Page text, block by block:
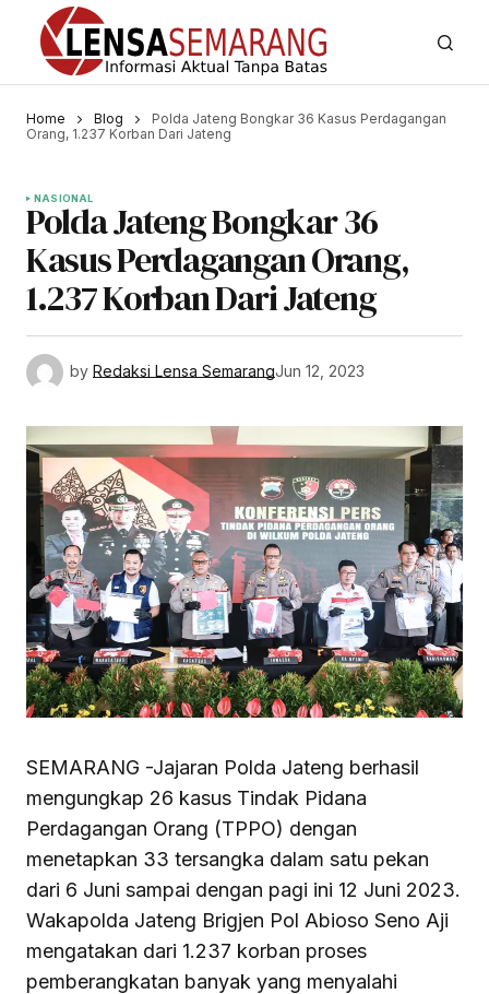
Home Blog
Polda Jateng Bongkar 36 Kasus Perdagangan
Orang, 1.237 Korban Dari Jateng
NASIONAL
Polda Jateng Bongkar 36
Kasus Perdagangan Orang,
1.237 Korban Dari Jateng
by Redaksi Lensa SemarangJun 12, 2023
SEMARANG -Jajaran Polda Jateng berhasil
mengungkap 26 kasus Tindak Pidana
Perdagangan Orang (TPPO) dengan
menetapkan 33 tersangka dalam satu pekan
dari 6 Juni sampai dengan pagi ini 12 Juni 2023.
Wakapolda Jateng Brigjen Pol Abioso Seno Aji
mengatakan dari 1.237 korban proses
pemberangkatan banyak yang menyalahi